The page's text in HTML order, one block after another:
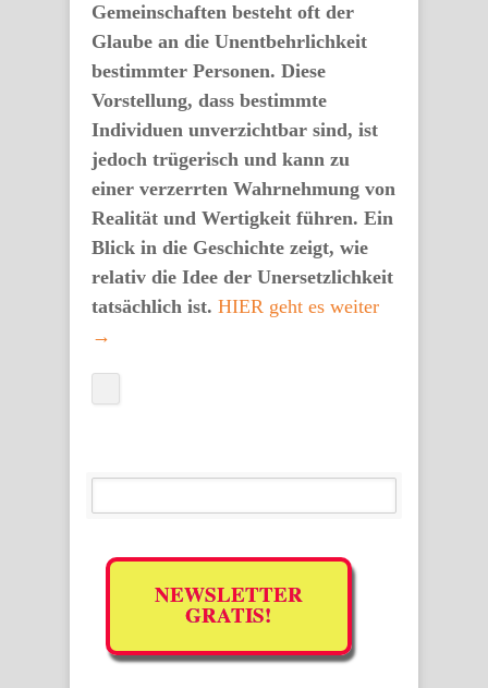
Gemeinschaften besteht oft der
Glaube an die Unentbehrlichkeit
bestimmter Personen. Diese
Vorstellung, dass bestimmte
Individuen unverzichtbar sind, ist
jedoch trügerisch und kann zu
einer verzerrten Wahrnehmung von
Realität und Wertigkeit führen. Ein
Blick in die Geschichte zeigt, wie
relativ die Idee der Unersetzlichkeit
tatsächlich ist. HIER geht es weiter
→
NEWSLETTER
GRATIS!